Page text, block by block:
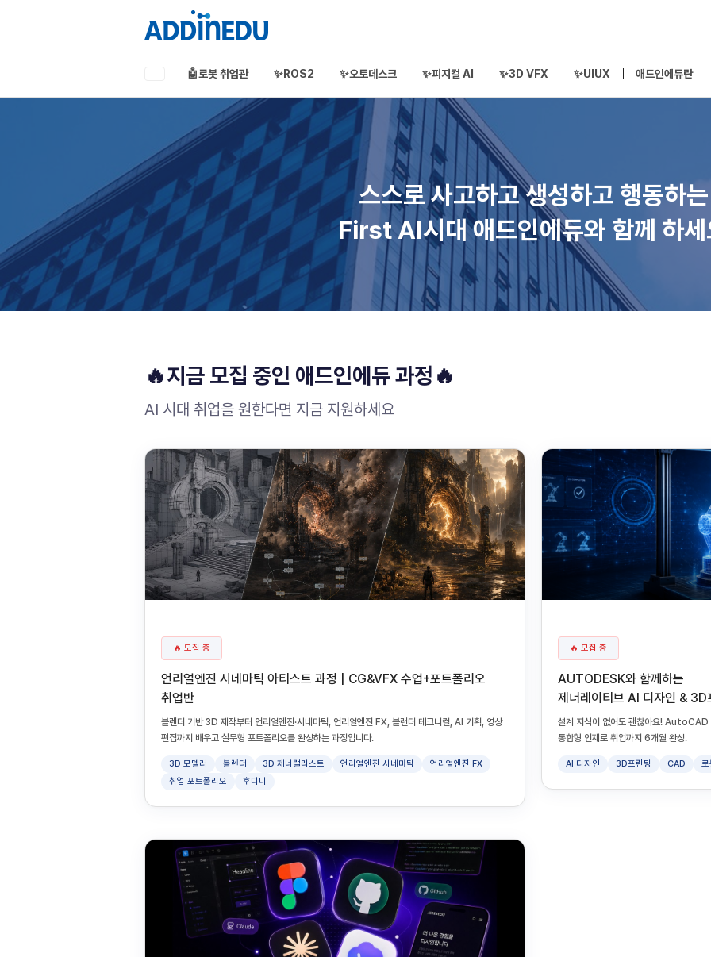
🤖로봇 취업관 ✨ROS2 ✨오토데스크 ✨피지컬 AI ✨3D VFX ✨UIUX 애드인에듀란
스스로 사고하고 생성하고 행동하는
First AI시대 애드인에듀와 함께 하
🔥지금 모집 중인 애드인에듀 과정🔥
AI 시대 취업을 원한다면 지금 지원하세요
🔥 모집 중
언리얼엔진 시네마틱 아티스트 과정 | CG&VFX 수업+포트폴리오
취업반
블렌더 기반 3D 제작부터 언리얼엔진·시네마틱, 언리얼엔진 FX, 블랜더 테크니컬, AI 기획, 영상
편집까지 배우고 실무형 포트폴리오를 완성하는 과정입니다.
3D 모델러 블렌더 3D 제너럴리스트 언리얼엔진 시네마틱
언리얼엔진 FX
취업 포트폴리오
후디니
🔥 모집 중
AUTODESK와 함께하는
제너레이티브 AI 디자인 & 3D
설계 지식이 없어도 괜찮아요!
통합형 인재로 취업까지 6개월 완성.
AI 디자인 3D프린팅 CAD 로